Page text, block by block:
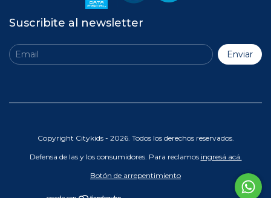
Suscribite al newsletter
Copyright Citykids - 2026. Todos los derechos reservados.
Defensa de las y los consumidores. Para reclamos ingresá acá.
Botón de arrepentimiento